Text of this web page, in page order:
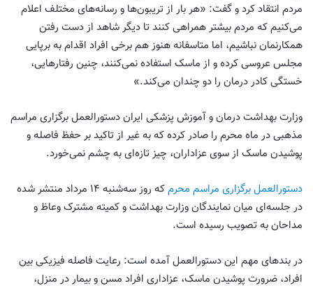
مردم انتقاد کرد و گفت: «هر بار از تریبون‌ها و رسانه‌های مختلف اعلام
می‌کنیم که مردم بیشتر همراهی کنند تا دیگر شاهد از دست رفتن
همکارنمان نباشیم، اما متاسفانه هنوز هم برخی افراد اقدام به برپایی
مجلس عروسی کرده و از ماسک استفاده نمی‌کنند، چنین رفتارهایی،
خستگی کادر درمان را دو چندان می‌کند.»
وزارت بهداشت درمان و آموزش پزشکی ایران دستورالعمل برگزاری مراسم
مذهبی در ماه محرم را صادر کرده که به غیر از تاکید بر حفظ فاصله و
پوشیدن ماسک از سوی عزاداران، چیز تازه‌ای به چشم نمی‌خورد.
دستورالعمل برگزاری مراسم محرم
که روز سه‌شنبه ۱۴ مرداد منتشر شده
در جلسه‌ای میان نمایندگان وزارت بهداشت و کمیته مشترک وعاظ و
مداحان به تصویب رسیده است.
در بندهای مهم این دستورالعمل آمده است: رعایت فاصله فیزیکی بین
افراد، ضرورت پوشیدن ماسک، عزاداری افراد مسن و بیمار در منزل،